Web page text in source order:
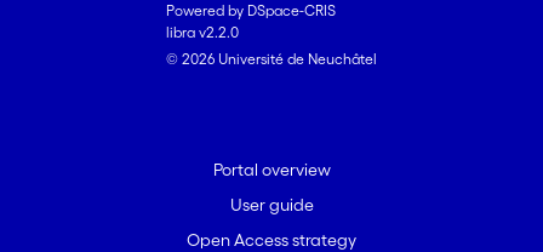
Powered by DSpace-CRIS
libra v2.2.0
© 2026 Université de Neuchâtel
Portal overview
User guide
Open Access strategy